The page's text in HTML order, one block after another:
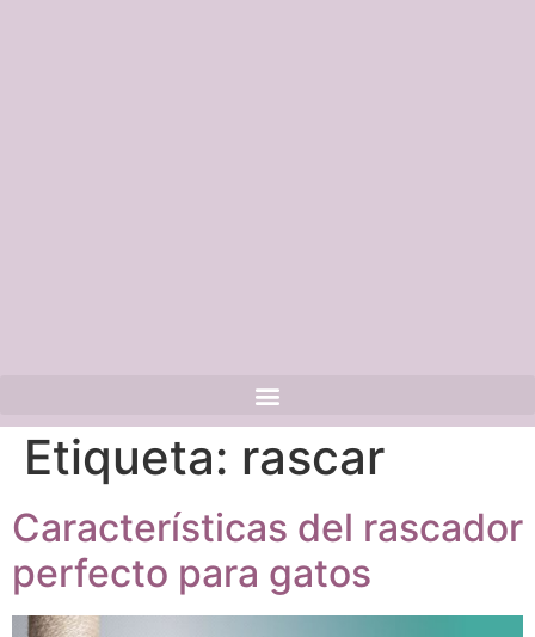
Etiqueta: rascar
Características del rascador
perfecto para gatos